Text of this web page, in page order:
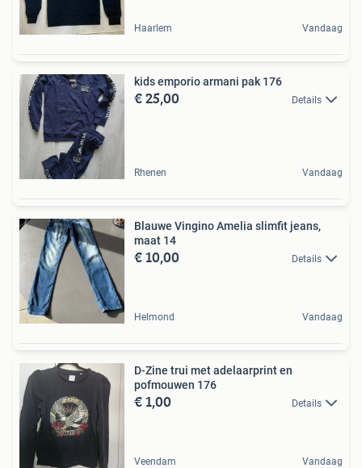
Haarlem Vandaag
kids emporio armani pak 176
€ 25,00 Details
Rhenen Vandaag
Blauwe Vingino Amelia slimfit jeans,
maat 14
€ 10,00 Details
Helmond Vandaag
D-Zine trui met adelaarprint en
pofmouwen 176
€ 1,00 Details
Veendam Vandaag